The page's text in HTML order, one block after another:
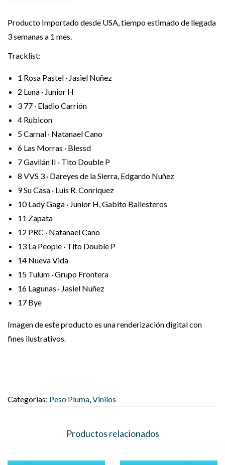
Producto Importado desde USA, tiempo estimado de llegada
3 semanas a 1 mes.
Tracklist:
1 Rosa Pastel · Jasiel Nuñez
2 Luna · Junior H
3 77 · Eladio Carrión
4 Rubicon
5Carnal · Natanael Cano
6 Las Morras · Blessd
7Gavilán II · Tito Double P
8 VVS 3 · Dareyes de la Sierra, Edgardo Nuñez
9Su Casa · Luis R. Conriquez
10Lady Gaga · Junior H, Gabito Ballesteros
11 Zapata
12 PRC · Natanael Cano
13 La People · Tito Double P
14 Nueva Vida
15 Tulum · Grupo Frontera
16 Lagunas · Jasiel Nuñez
17 Bye
Imagen de este producto es una renderización digital con
fines ilustrativos.
Categorías: Peso Pluma,Vinilos
Productos relacionados